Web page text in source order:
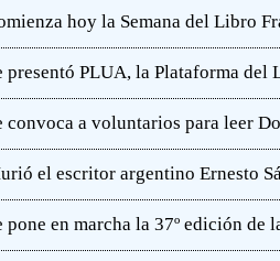
hoy la Semana del Libro
presentó PLUA, la Plataforma
convoca a voluntarios para leer
el escritor argentino Ernesto
pone en marcha la 37º edición